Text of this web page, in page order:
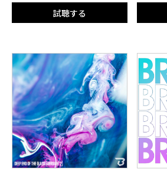
試聴する